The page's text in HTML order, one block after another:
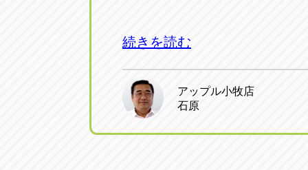
続きを読む
アップル小牧店
石原